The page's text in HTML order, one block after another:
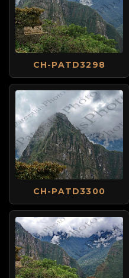
CH-PATD3298
CH-PATD3300